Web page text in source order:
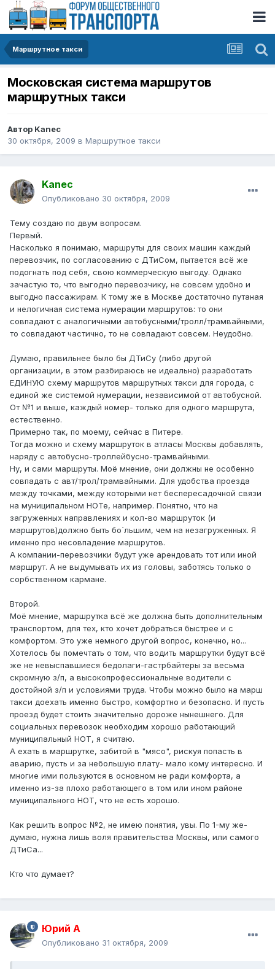
Маршрутное такси
Московская система маршрутов
маршрутных такси
Автор Kanec
30 октября, 2009 в Маршрутное такси
Kanec
Опубликовано 30 октября, 2009
Тему создаю по двум вопросам.
Первый.
Насколько я понимаю, маршруты для своих машин каждый
перевозчик, по согласованию с ДТиСом, пытается всё же
подогнать под себя, свою коммерческую выгоду. Однако
зачастую то, что выгодно перевозчику, не совсем удобно и
выгодно пассажирам. К тому же в Москве достаточно путаная
и нелогичная система нумерации маршрутов: то они
совпадают с аналогичными автобусными/тролл/трамвайными,
то совпадают частично, то не совпадают совсем. Неудобно.
Думаю, правильнее было бы ДТиСу (либо другой
организации, в этом разбираюсь не идеально) разработать
ЕДИНУЮ схему маршрутов маршрутных такси для города, с
единой же системой нумерации, независимой от автобусной.
От №1 и выше, каждый номер- только для одного маршрута,
естественно.
Примерно так, по моему, сейчас в Питере.
Тогда можно и схему маршруток в атласы Москвы добавлять,
наряду с автобусно-троллейбусно-трамвайными.
Ну, и сами маршруты. Моё мнение, они должны не особенно
совпадать с авт/трол/трамвайными. Для удобства проезда
между точками, между которыми нет беспересадочной связи
на муниципальном НОТе, например. Понятно, что на
загруженных направлениях и кол-во маршруток (и
маршрутов)должно быть бо`льшим, чем на незагруженных. Я
именно про несовпадение маршрутов.
А компании-перевозчики будут уже арендовать тот или иной
маршрут. А не выдумывать их из головы, заботясь только о
сорбственном кармане.
Второй.
Моё мнение, маршрутка всё же должна быть дополнительным
транспортом, для тех, кто хочет добраться быстрее и с
комфортом. Это уже немного другой вопрос, конечно, но...
Хотелось бы помечтать о том, что водить маршрутки будут всё
же не невыспавшиеся бедолаги-гастрбайтеры за весьма
скромную з/п, а высокопрофессиональные водители с
достойной з/п и условиями труда. Чтобы можно было на марш
такси доехать именно быстро, комфортно и безопасно. И пусть
проезд будет стоить значительно дороже нынешнего. Для
социальных перевозок необходим хорошо работающий
муниципальный НОТ, я считаю.
А ехать в маршрутке, забитой в "мясо", рискуя попасть в
аварию, пусть и за небольшую плату- мало кому интересно. И
многие ими пользуются в основном не ради комфорта, а
именно из-за плохо работающего в том или ином районе
муниципального НОТ, что не есть хорошо.
Как решить вопрос №2, не имею понятия, увы. По 1-му же-
думаю, нужна лишь воля правительства Москвы, или самого
ДТиСа...
Кто что думает?
Юрий А
Опубликовано 31 октября, 2009